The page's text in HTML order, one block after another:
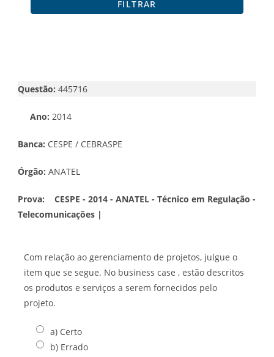
Questão: 445716
Ano: 2014
Banca: CESPE / CEBRASPE
Órgão: ANATEL
Prova:
CESPE - 2014 - ANATEL - Técnico em Regulação -
Telecomunicações |
Com relação ao gerenciamento de projetos, julgue o
item que se segue. No business case , estão descritos
os produtos e serviços a serem fornecidos pelo
projeto.
a) Certo
b) Errado